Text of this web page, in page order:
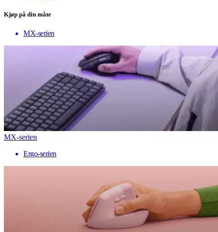
Kjøp på din måte
MX-serien
MX-serien
Ergo-serien